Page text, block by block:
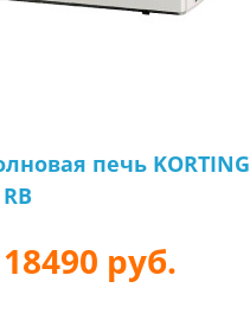
печь KORTING
18490 руб.